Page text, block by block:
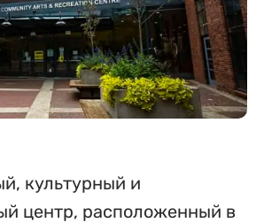
культурный и
центр, расположенный в